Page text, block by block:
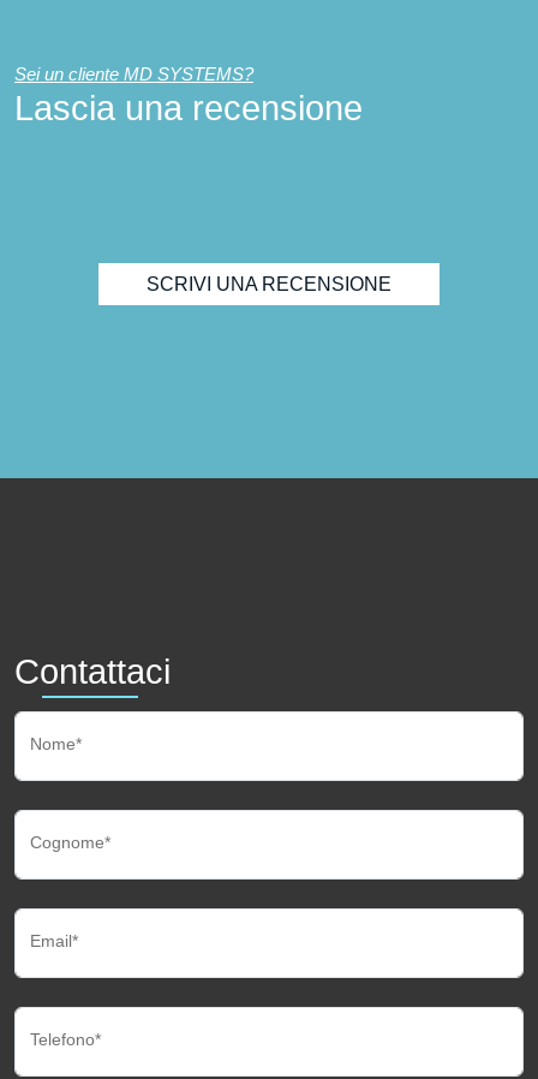
Sei un cliente MD SYSTEMS?
Lascia una recensione
SCRIVI UNA RECENSIONE
Contattaci
Nome*
Cognome*
Email*
Telefono*